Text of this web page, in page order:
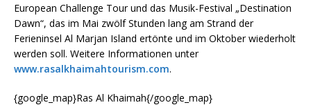
European Challenge Tour und das Musik-Festival „Destination
Dawn“, das im Mai zwölf Stunden lang am Strand der
Ferieninsel Al Marjan Island ertönte und im Oktober wiederholt
werden soll. Weitere Informationen unter
www.rasalkhaimahtourism.com.
{google_map}Ras Al Khaimah{/google_map}